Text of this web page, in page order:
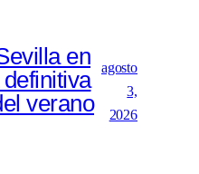
en
verano
agosto
3,
2026